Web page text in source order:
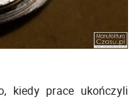
kiedy prace ukończyli